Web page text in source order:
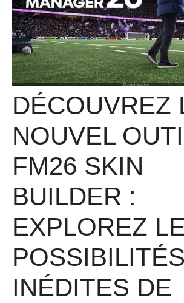
DÉCOUVREZ
NOUVEL
FM26 SKIN
BUILDER :
EXPLOREZ
POSSIBILITÉS
INÉDITES DE